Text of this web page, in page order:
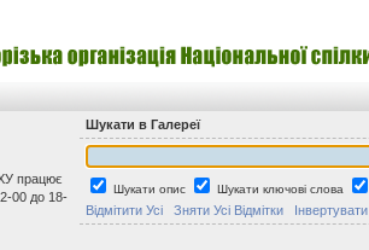
працює
00 до 18-
Шукати в Галереї
Шукати опис Шукати ключові слова
Відмітити Усі Зняти Усі Відмітки Інвертувати